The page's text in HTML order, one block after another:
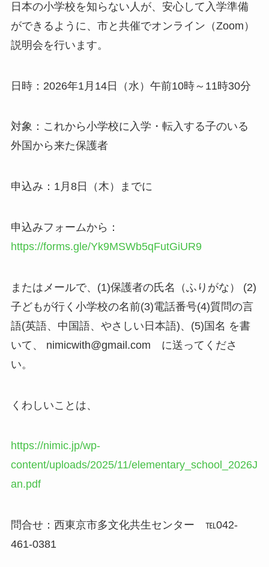
日本の小学校を知らない人が、安心して入学準備
ができるように、市と共催でオンライン（Zoom）
説明会を行います。
日時：2026年1月14日（水）午前10時～11時30分
対象：これから小学校に入学・転入する子のいる
外国から来た保護者
申込み：1月8日（木）までに
申込みフォームから：
https://forms.gle/Yk9MSWb5qFutGiUR9
またはメールで、(1)保護者の氏名（ふりがな） (2)
子どもが行く小学校の名前(3)電話番号(4)質問の言
語(英語、中国語、やさしい日本語)、(5)国名 を書
いて、 nimicwith@gmail.com に送ってくださ
い。
くわしいことは、
https://nimic.jp/wp-
content/uploads/2025/11/elementary_school_2026J
an.pdf
問合せ：西東京市多文化共生センター ℡042-
461-0381